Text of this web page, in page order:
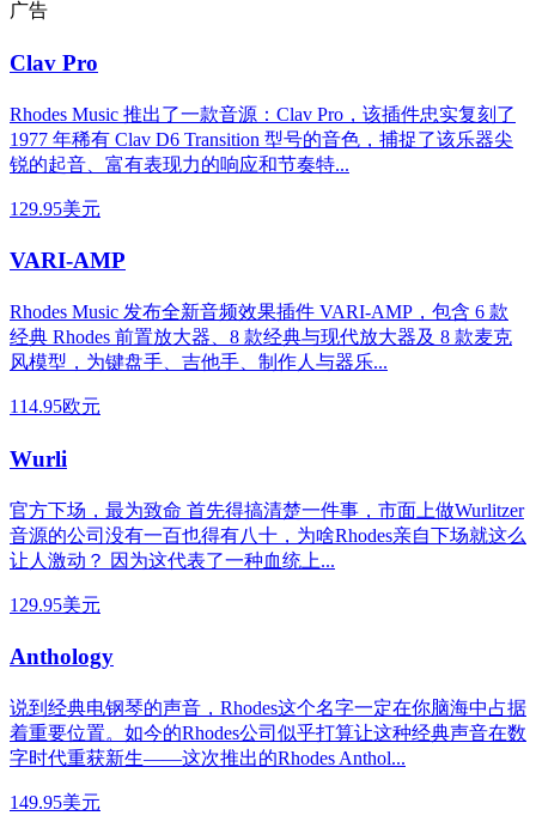
广告
Clav Pro
Rhodes Music 推出了一款音源：Clav Pro，该插件忠实复刻了
1977 年稀有 Clav D6 Transition 型号的音色，捕捉了该乐器尖
锐的起音、富有表现力的响应和节奏特...
129.95美元
VARI-AMP
Rhodes Music 发布全新音频效果插件 VARI-AMP，包含 6 款
经典 Rhodes 前置放大器、8 款经典与现代放大器及 8 款麦克
风模型，为键盘手、吉他手、制作人与器乐...
114.95欧元
Wurli
官方下场，最为致命 首先得搞清楚一件事，市面上做Wurlitzer
音源的公司没有一百也得有八十，为啥Rhodes亲自下场就这么
让人激动？ 因为这代表了一种血统上...
129.95美元
Anthology
说到经典电钢琴的声音，Rhodes这个名字一定在你脑海中占据
着重要位置。如今的Rhodes公司似乎打算让这种经典声音在数
字时代重获新生——这次推出的Rhodes Anthol...
149.95美元